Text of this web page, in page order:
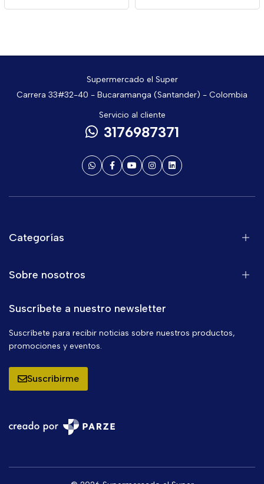
Supermercado el Super
Carrera 33#32-40 - Bucaramanga (Santander) - Colombia
Servicio al cliente
3176987371
Categorías
Sobre nosotros
Suscríbete a nuestro newsletter
Suscríbete para recibir noticias sobre nuestros productos,
promociones y eventos.
Suscribirme